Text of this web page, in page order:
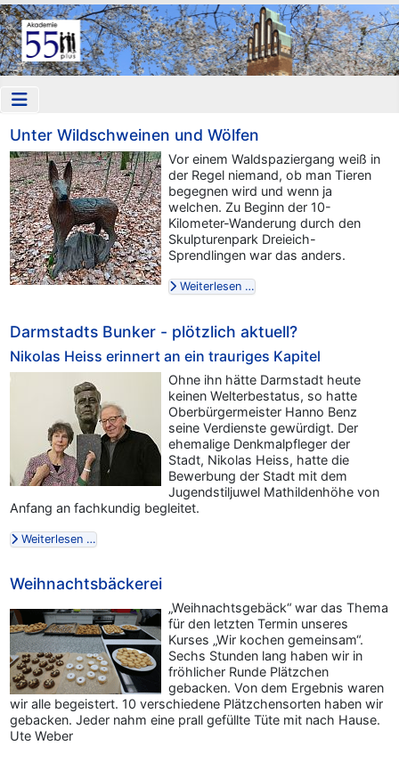
Unter Wildschweinen und Wölfen
Vor einem Waldspaziergang weiß in
der Regel niemand, ob man Tieren
begegnen wird und wenn ja
welchen. Zu Beginn der 10-
Kilometer-Wanderung durch den
Skulpturenpark Dreieich-
Sprendlingen war das anders.
Weiterlesen …
Darmstadts Bunker - plötzlich aktuell?
Nikolas Heiss erinnert an ein trauriges Kapitel
Ohne ihn hätte Darmstadt heute
keinen Welterbestatus, so hatte
Oberbürgermeister Hanno Benz
seine Verdienste gewürdigt. Der
ehemalige Denkmalpfleger der
Stadt, Nikolas Heiss, hatte die
Bewerbung der Stadt mit dem
Jugendstiljuwel Mathildenhöhe von
Anfang an fachkundig begleitet.
Weiterlesen …
Weihnachtsbäckerei
„Weihnachtsgebäck“ war das Thema
für den letzten Termin unseres
Kurses „Wir kochen gemeinsam“.
Sechs Stunden lang haben wir in
fröhlicher Runde Plätzchen
gebacken. Von dem Ergebnis waren
wir alle begeistert. 10 verschiedene Plätzchensorten haben wir
gebacken. Jeder nahm eine prall gefüllte Tüte mit nach Hause.
Ute Weber